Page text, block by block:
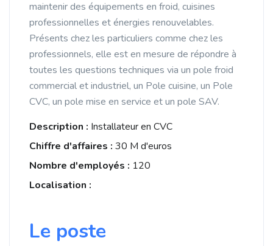
maintenir des équipements en froid, cuisines
professionnelles et énergies renouvelables.
Présents chez les particuliers comme chez les
professionnels, elle est en mesure de répondre à
toutes les questions techniques via un pole froid
commercial et industriel, un Pole cuisine, un Pole
CVC, un pole mise en service et un pole SAV.
Description : Installateur en CVC
Chiffre d'affaires : 30 M d'euros
Nombre d'employés : 120
Localisation :
Le poste